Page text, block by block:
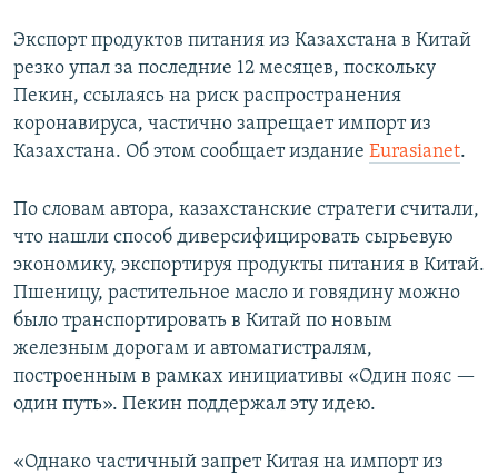
Экспорт продуктов питания из Казахстана в Китай
резко упал за последние 12 месяцев, поскольку
Пекин, ссылаясь на риск распространения
коронавируса, частично запрещает импорт из
Казахстана. Об этом сообщает издание Eurasianet.
По словам автора, казахстанские стратеги считали,
что нашли способ диверсифицировать сырьевую
экономику, экспортируя продукты питания в Китай.
Пшеницу, растительное масло и говядину можно
было транспортировать в Китай по новым
железным дорогам и автомагистралям,
построенным в рамках инициативы «Один пояс —
один путь». Пекин поддержал эту идею.
«Однако частичный запрет Китая на импорт из